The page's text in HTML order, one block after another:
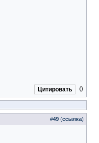
Цитировать 0
#49 (ссылка)